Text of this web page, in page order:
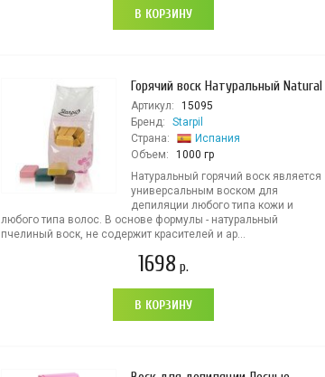
В КОРЗИНУ
Горячий воск Натуральный Natural
Артикул:
15095
Бренд:
Starpil
Страна:
Испания
Объем:
1000 гр
Натуральный горячий воск является
универсальным воском для
депиляции любого типа кожи и
любого типа волос. В основе формулы - натуральный
пчелиный воск, не содержит красителей и ар...
1698 р.
В КОРЗИНУ